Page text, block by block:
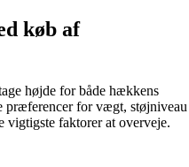
køb af
højde for både hækkens
præferencer for vægt, støjniveau
vigtigste faktorer at overveje.